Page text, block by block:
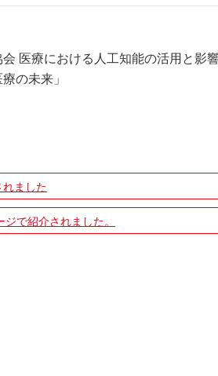
医療における人工知能の活用と影
の未来」
ました
で紹介されました。